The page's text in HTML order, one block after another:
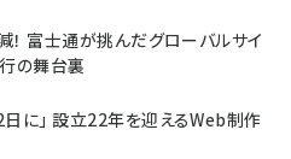
富士通が挑んだグローバルサイ
の舞台裏
に」 設立22年を迎えるWeb制作